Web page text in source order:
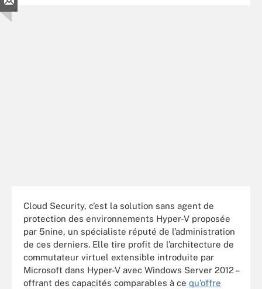
Cloud Security, c’est la solution sans agent de
protection des environnements Hyper-V proposée
par 5nine, un spécialiste réputé de l’administration
de ces derniers. Elle tire profit de l’architecture de
commutateur virtuel extensible introduite par
Microsoft dans Hyper-V avec Windows Server 2012 –
offrant des capacités comparables à ce qu’offre